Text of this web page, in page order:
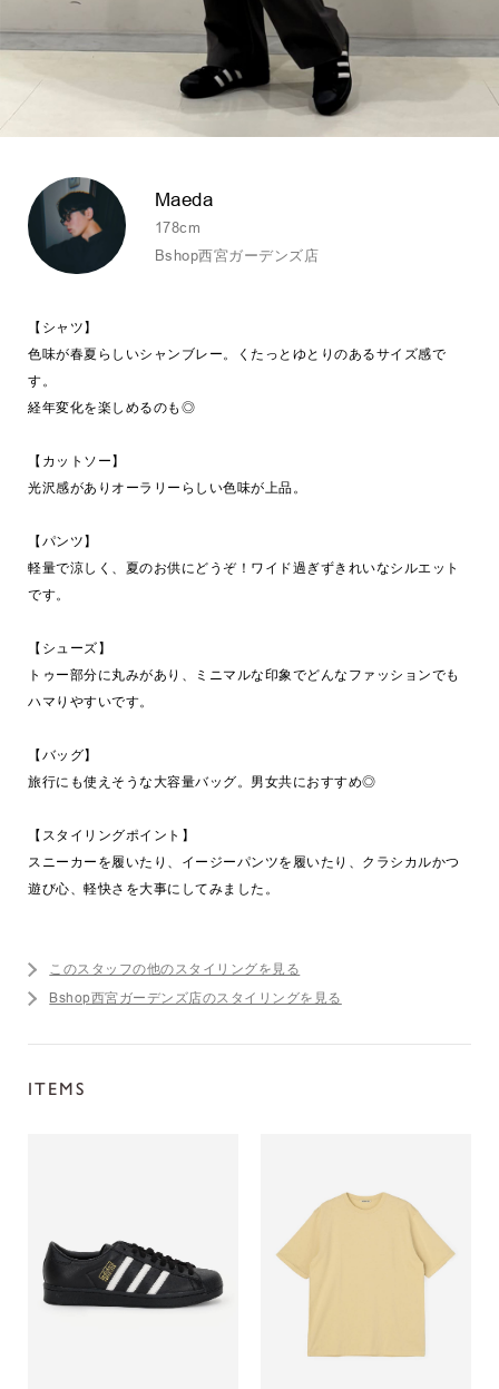
Maeda
178cm
Bshop西宮ガーデンズ店
【シャツ】
色味が春夏らしいシャンブレー。くたっとゆとりのあるサイズ感で
す。
経年変化を楽しめるのも◎
【カットソー】
光沢感がありオーラリーらしい色味が上品。
【パンツ】
軽量で涼しく、夏のお供にどうぞ！ワイド過ぎずきれいなシルエット
です。
【シューズ】
トゥー部分に丸みがあり、ミニマルな印象でどんなファッションでも
ハマりやすいです。
【バッグ】
旅行にも使えそうな大容量バッグ。男女共におすすめ◎
【スタイリングポイント】
スニーカーを履いたり、イージーパンツを履いたり、クラシカルかつ
遊び心、軽快さを大事にしてみました。
このスタッフの他のスタイリングを見る
Bshop西宮ガーデンズ店のスタイリングを見る
ITEMS